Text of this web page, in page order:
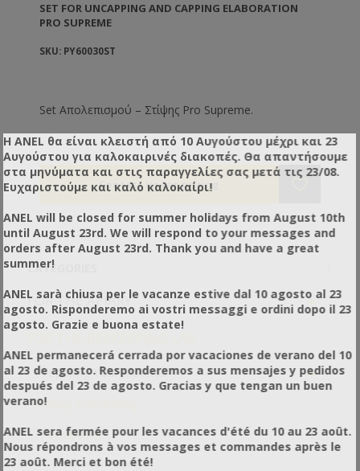
SET FOR UNCAPPING AND CAPPING ELABORATION
PRO SUPREME
SKU: PY60030ST
Set Απολεπισμού – Στίψης Pro Supreme.
CATEGORIES
FOR THE APIARY +
Preparing Your Material +
Honey Harvesting
Uncapping -
Manual Uncapping
Η ANEL θα είναι κλειστή από 10 Αυγούστου μέχρι και 23
Αυγούστου για καλοκαιρινές διακοπές. Θα απαντήσουμε
στα μηνύματα και στις παραγγελίες σας μετά τις 23/08.
Ευχαριστούμε και καλό καλοκαίρι!
ANEL will be closed for summer holidays from August 10th
until August 23rd. We will respond to your messages and
orders after August 23rd. Thank you and have a great
summer!
ANEL sarà chiusa per le vacanze estive dal 10 agosto al 23
agosto. Risponderemo ai vostri messaggi e ordini dopo il 23
agosto. Grazie e buona estate!
ANEL permanecerá cerrada por vacaciones de verano del 10
al 23 de agosto. Responderemos a sus mensajes y pedidos
después del 23 de agosto. Gracias y que tengan un buen
verano!
ANEL sera fermée pour les vacances d'été du 10 au 23 août.
Nous répondrons à vos messages et commandes après le
23 août. Merci et bon été!